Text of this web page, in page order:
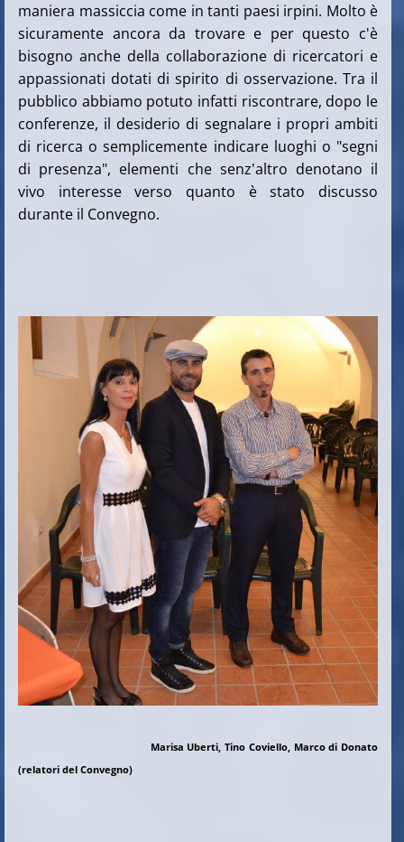
maniera massiccia come in tanti paesi irpini. Molto è
sicuramente ancora da trovare e per questo c'è
bisogno anche della collaborazione di ricercatori e
appassionati dotati di spirito di osservazione. Tra il
pubblico abbiamo potuto infatti riscontrare, dopo le
conferenze, il desiderio di segnalare i propri ambiti
di ricerca o semplicemente indicare luoghi o "segni
di presenza", elementi che senz'altro denotano il
vivo interesse verso quanto è stato discusso
durante il Convegno.
Marisa Uberti, Tino Coviello, Marco di Donato
(relatori del Convegno)